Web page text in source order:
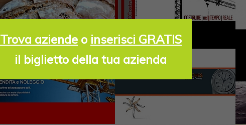
Trova aziendeo inserisci GRATIS
il biglietto della tua azienda